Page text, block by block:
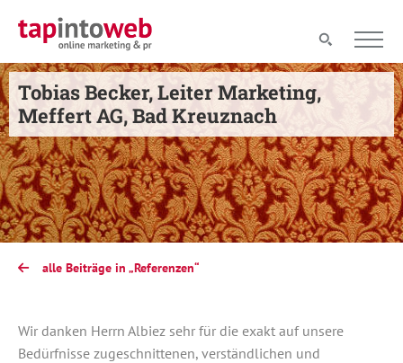
Tobias Becker, Leiter Marketing,
Meffert AG, Bad Kreuznach
alle Beiträge in „Referenzen“
Wir danken Herrn Albiez sehr für die exakt auf unsere
Bedürfnisse zugeschnittenen, verständlichen und